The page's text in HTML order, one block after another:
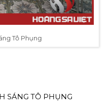
Tô Phụng
SÁNG TÔ PHỤNG